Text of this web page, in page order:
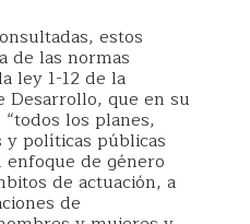
estos
de las normas
ley 1-12 de la
Desarrollo, que en su
los planes,
políticas públicas
de género
de actuación, a
de